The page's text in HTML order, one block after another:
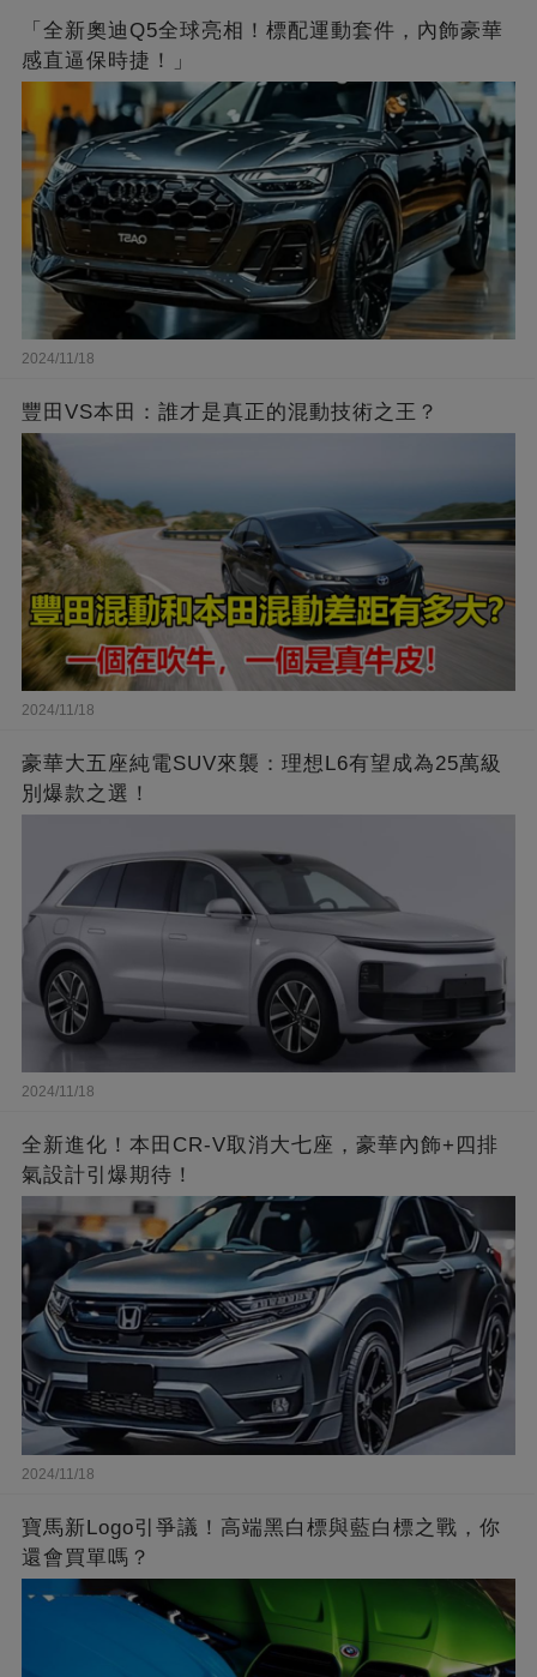
「全新奧迪Q5全球亮相！標配運動套件，內飾豪華
感直逼保時捷！」
2024/11/18
豐田VS本田：誰才是真正的混動技術之王？
2024/11/18
豪華大五座純電SUV來襲：理想L6有望成為25萬級
別爆款之選！
2024/11/18
全新進化！本田CR-V取消大七座，豪華內飾+四排
氣設計引爆期待！
2024/11/18
寶馬新Logo引爭議！高端黑白標與藍白標之戰，你
還會買單嗎？